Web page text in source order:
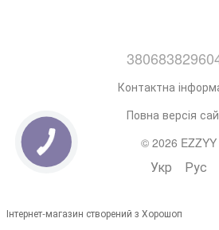
Контактна
Повна версія
© 2026 EZZYY
Укр Рус
Інтернет-магазин створений з Хорошоп